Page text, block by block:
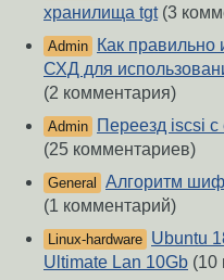
хранилища tgt(3
Admin
Как правильно
СХД для
(2 комментария)
Admin
Переезд iscsi
(25 комментариев)
General
Алгоритм
(1 комментарий)
Linux-hardware Ubuntu
Ultimate Lan 10Gb (10